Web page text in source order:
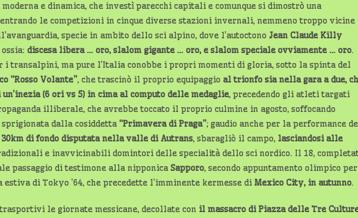
e dinamica, che investì parecchi capitali e comunque si dimostrò una
le competizioni in cinque diverse stazioni invernali, nemmeno troppo vicine
specie in ambito dello sci alpino, dove l’autoctono Jean Claude Killy
ossia: discesa libera … oro, slalom gigante … oro, e slalom speciale ovviamente … oro.
i transalpini, ma pure l’Italia conobbe i propri momenti di gloria, sotto la spinta del
“Rosso Volante”, che trascinò il proprio equipaggio al trionfo sia nella gara a due,
(6 ori vs 5) in cima al computo delle medaglie, precedendo gli atleti targati
illiberale, che avrebbe toccato il proprio culmine in agosto, soffocando
dalla cosiddetta “Primavera di Praga”; gaudio anche per la performance
30km di fondo disputata nella valle di Autrans, sbaragliò il campo, lasciandosi alle
e inavvicinabili domintori delle specialità dello sci nordico. Il 18,
passaggio di testimone alla nipponica Sapporo, secondo appuntamento olimpico per
di Tokyo ’64, che precedette l’imminente kermesse di Mexico City, in autunno.
le giornate messicane, decollate con il massacro di Piazza delle Tre